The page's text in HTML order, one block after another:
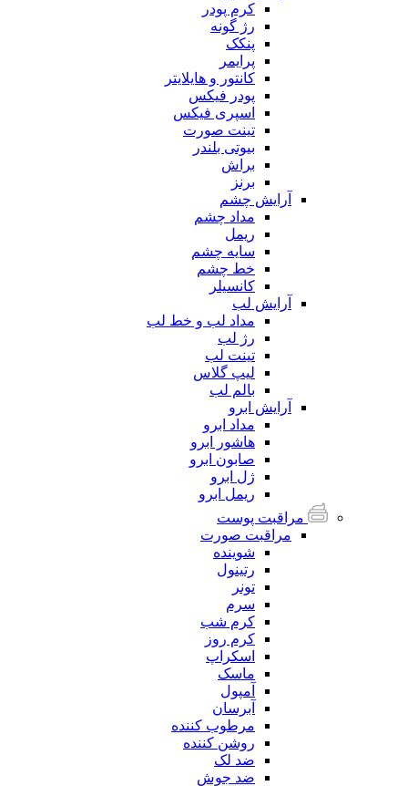
کرم پودر
رژ گونه
پنکک
پرایمر
کانتور و هایلایتر
پودر فیکس
اسپری فیکس
تینت صورت
بیوتی بلندر
براش
برنز
آرایش چشم
مداد چشم
ریمل
سایه چشم
خط چشم
کانسیلر
آرایش لب
مداد لب و خط لب
رژ لب
تینت لب
لیپ گلاس
بالم لب
آرایش ابرو
مداد ابرو
هاشور ابرو
صابون ابرو
ژل ابرو
ریمل ابرو
مراقبت پوست
مراقبت صورت
شوینده
رتینول
تونر
سرم
کرم شب
کرم روز
اسکراپ
ماسک
آمپول
آبرسان
مرطوب کننده
روشن کننده
ضد لک
ضد جوش